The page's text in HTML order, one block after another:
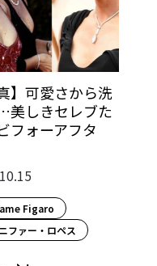
】可愛さから洗
美しきセレブた
フォーアフタ
Figaro
ファー・ロペス